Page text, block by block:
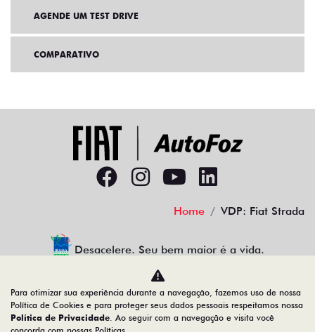
AGENDE UM TEST DRIVE
COMPARATIVO
Home VDP: Fiat Strada
Desacelere. Seu bem maior é a vida.
AUTOFOZ VEICULOS LTDA
Para otimizar sua experiência durante a navegação, fazemos uso de nossa
Política de Cookies e para proteger seus dados pessoais respeitamos nossa
Política de Privacidade. Ao seguir com a navegação e visita você